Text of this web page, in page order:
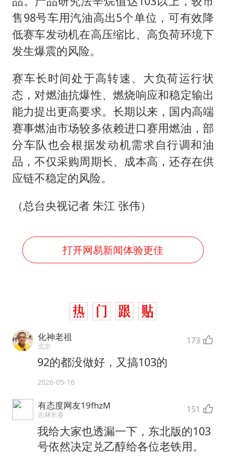
售98号车用汽油高出5个单位，可有效降
低赛车发动机在高压缩比、高负荷环境下
发生爆震的风险。
赛车长时间处于高转速、大负荷运行状
态，对燃油抗爆性、燃烧响应和稳定输出
能力提出更高要求。长期以来，国内高端
赛事燃油市场较多依赖进口赛用燃油，部
分车队也会根据发动机需求自行调和油
品，不仅采购周期长、成本高，还存在供
应链不稳定的风险。
（总台央视记者 朱江 张伟）
打开网易新闻体验更佳
化神老祖
北京 173
92的都没做好，又搞103的
2026-05-16
有态度网友19fhzM
吉林长春 151
我给大家也透漏一下，东北版的103
号依然决定兑乙醇给各位老铁用。